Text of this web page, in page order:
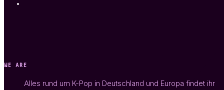
WE ARE
Alles rund um K-Pop in Deutschland und Europa findet ihr